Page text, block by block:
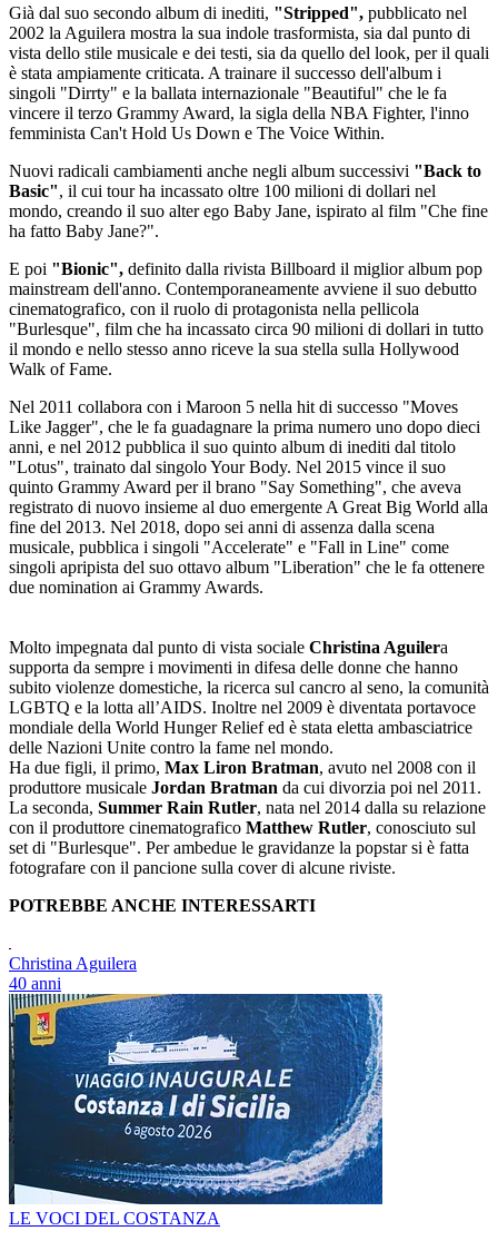
Già dal suo secondo album di inediti, "Stripped", pubblicato nel
2002 la Aguilera mostra la sua indole trasformista, sia dal punto di
vista dello stile musicale e dei testi, sia da quello del look, per il quali
è stata ampiamente criticata. A trainare il successo dell'album i
singoli "Dirrty" e la ballata internazionale "Beautiful" che le fa
vincere il terzo Grammy Award, la sigla della NBA Fighter, l'inno
femminista Can't Hold Us Down e The Voice Within.
Nuovi radicali cambiamenti anche negli album successivi "Back to
Basic", il cui tour ha incassato oltre 100 milioni di dollari nel
mondo, creando il suo alter ego Baby Jane, ispirato al film "Che fine
ha fatto Baby Jane?".
E poi "Bionic", definito dalla rivista Billboard il miglior album pop
mainstream dell'anno. Contemporaneamente avviene il suo debutto
cinematografico, con il ruolo di protagonista nella pellicola
"Burlesque", film che ha incassato circa 90 milioni di dollari in tutto
il mondo e nello stesso anno riceve la sua stella sulla Hollywood
Walk of Fame.
Nel 2011 collabora con i Maroon 5 nella hit di successo "Moves
Like Jagger", che le fa guadagnare la prima numero uno dopo dieci
anni, e nel 2012 pubblica il suo quinto album di inediti dal titolo
"Lotus", trainato dal singolo Your Body. Nel 2015 vince il suo
quinto Grammy Award per il brano "Say Something", che aveva
registrato di nuovo insieme al duo emergente A Great Big World alla
fine del 2013. Nel 2018, dopo sei anni di assenza dalla scena
musicale, pubblica i singoli "Accelerate" e "Fall in Line" come
singoli apripista del suo ottavo album "Liberation" che le fa ottenere
due nomination ai Grammy Awards.
Molto impegnata dal punto di vista sociale Christina Aguilera
supporta da sempre i movimenti in difesa delle donne che hanno
subito violenze domestiche, la ricerca sul cancro al seno, la comunità
LGBTQ e la lotta all’AIDS. Inoltre nel 2009 è diventata portavoce
mondiale della World Hunger Relief ed è stata eletta ambasciatrice
delle Nazioni Unite contro la fame nel mondo.
Ha due figli, il primo, Max Liron Bratman, avuto nel 2008 con il
produttore musicale Jordan Bratman da cui divorzia poi nel 2011.
La seconda, Summer Rain Rutler, nata nel 2014 dalla su relazione
con il produttore cinematografico Matthew Rutler, conosciuto sul
set di "Burlesque". Per ambedue le gravidanze la popstar si è fatta
fotografare con il pancione sulla cover di alcune riviste.
POTREBBE ANCHE INTERESSARTI
Christina Aguilera
40 anni
LE VOCI DEL COSTANZA